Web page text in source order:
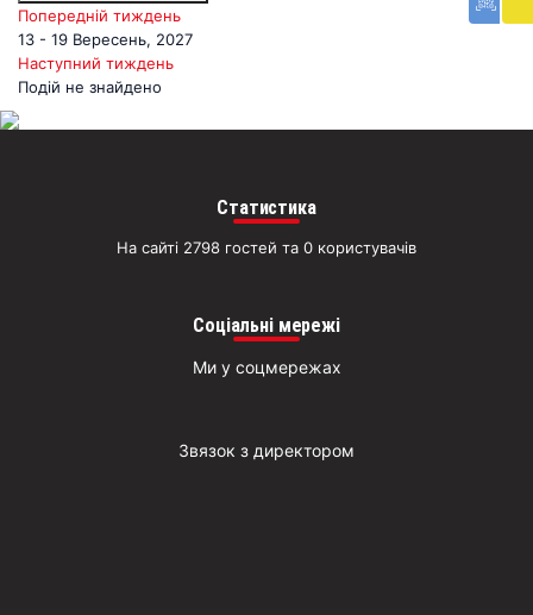
Попередній тиждень
13 - 19 Вересень, 2027
Наступний тиждень
Подій не знайдено
Статистика
На сайті 2798 гостей та 0 користувачів
Соціальні мережі
Ми у соцмережах
Звязок з директором